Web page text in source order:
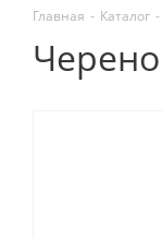
Главная - Каталог -